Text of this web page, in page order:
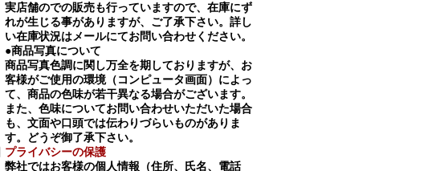
実店舗のでの販売も行っていますので、在庫にず
れが生じる事がありますが、ご了承下さい。詳し
い在庫状況はメールにてお問い合わせください。
●商品写真について
商品写真色調に関し万全を期しておりますが、お
客様がご使用の環境（コンピュータ画面）によっ
て、商品の色味が若干異なる場合がございます。
また、色味についてお問い合わせいただいた場合
も、文面や口頭では伝わりづらいものがありま
す。どうぞ御了承下さい。
プライバシーの保護
弊社ではお客様の個人情報（住所、氏名、電話